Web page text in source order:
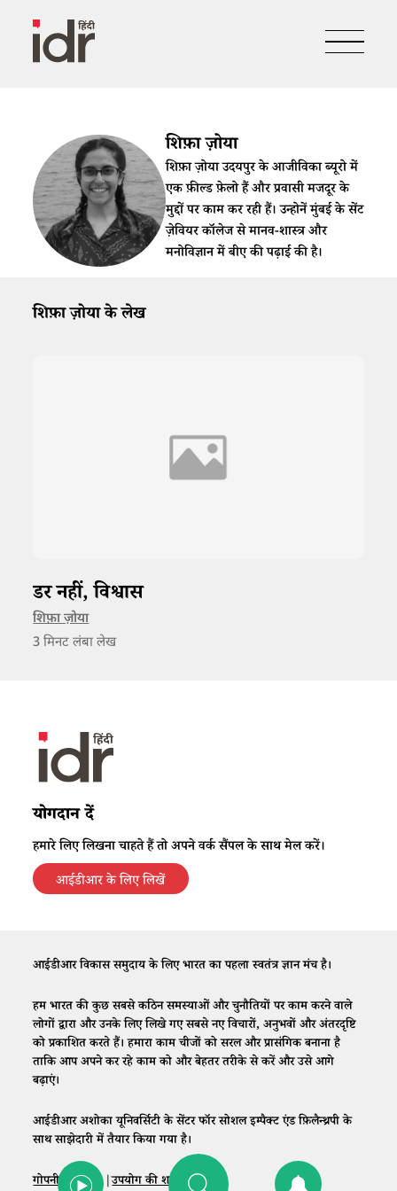
शिफ़ा ज़ोया
शिफ़ा ज़ोया उदयपुर के आजीविका ब्यूरो में
एक फ़ील्ड फ़ेलो हैं और प्रवासी मजदूर के
मुद्दों पर काम कर रही हैं। उन्होनें मुंबई के सेंट
ज़ेवियर कॉलेज से मानव-शास्त्र और
मनोविज्ञान में बीए की पढ़ाई की है।
शिफ़ा ज़ोया के लेख
डर नहीं, विश्वास
शिफ़ा ज़ोया
3 मिनट लंबा लेख
योगदान दें
हमारे लिए लिखना चाहते हैं तो अपने वर्क सैंपल के साथ मेल करें।
आईडीआर के लिए लिखें
आईडीआर विकास समुदाय के लिए भारत का पहला स्वतंत्र ज्ञान मंच है।
हम भारत की कुछ सबसे कठिन समस्याओं और चुनौतियों पर काम करने वाले
लोगों द्वारा और उनके लिए लिखे गए सबसे नए विचारों, अनुभवों और अंतरदृष्टि
को प्रकाशित करते हैं। हमारा काम चीजों को सरल और प्रासंगिक बनाना है
ताकि आप अपने कर रहे काम को और बेहतर तरीके से करें और उसे आगे
बढ़ाएं।
आईडीआर अशोका यूनिवर्सिटी के सेंटर फॉर सोशल इम्पैक्ट एंड फ़िलैन्थ्रपी के
साथ साझेदारी में तैयार किया गया है।
गोपनीयता नीति|उपयोग की शर्तें |संपर्क